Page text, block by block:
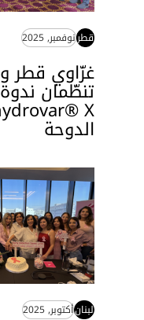
قطرنوفمبر, 2025
تنظّمان ندوة
الدوحة
لبنانأكتوبر, 2025